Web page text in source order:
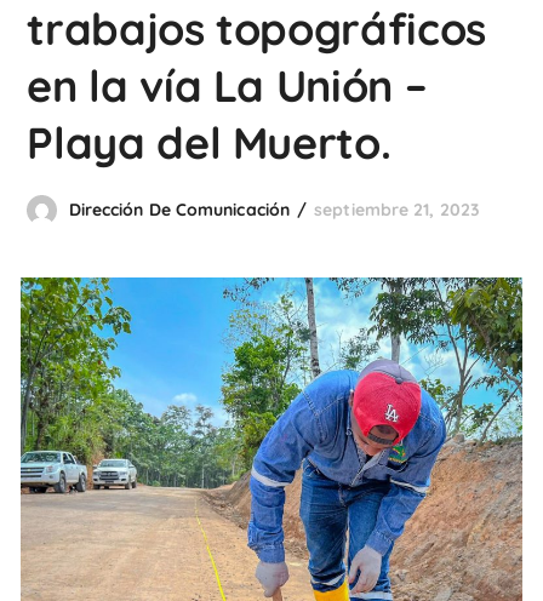
trabajos topográficos
en la vía La Unión –
Playa del Muerto.
Dirección De Comunicación septiembre 21, 2023